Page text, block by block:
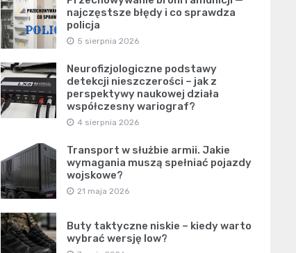
najczęstsze błędy i co sprawdza
policja
5 sierpnia 2026
Neurofizjologiczne podstawy
detekcji nieszczerości – jak z
perspektywy naukowej działa
współczesny wariograf?
4 sierpnia 2026
Transport w służbie armii. Jakie
wymagania muszą spełniać pojazdy
wojskowe?
21 maja 2026
Buty taktyczne niskie – kiedy warto
wybrać wersję low?